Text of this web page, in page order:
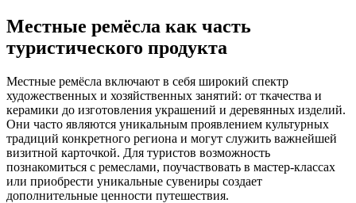
Местные ремёсла как часть
туристического продукта
Местные ремёсла включают в себя широкий спектр
художественных и хозяйственных занятий: от ткачества и
керамики до изготовления украшений и деревянных изделий.
Они часто являются уникальным проявлением культурных
традиций конкретного региона и могут служить важнейшей
визитной карточкой. Для туристов возможность
познакомиться с ремеслами, поучаствовать в мастер-классах
или приобрести уникальные сувениры создает
дополнительные ценности путешествия.